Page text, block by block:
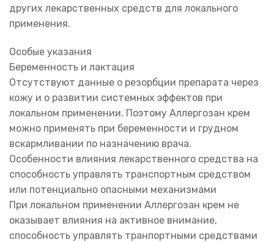
других лекарственных средств для локального
применения.
Особые указания
Беременность и лактация
Отсутствуют данные о резорбции препарата через
кожу и о развитии системных эффектов при
локальном применении. Поэтому Аллергозан крем
можно применять при беременности и грудном
вскармливании по назначению врача.
Особенности влияния лекарственного средства на
способность управлять транспортным средством
или потенциально опасными механизмами
При локальном применении Аллергозан крем не
оказывает влияния на активное внимание,
способность управлять транпортными средствами